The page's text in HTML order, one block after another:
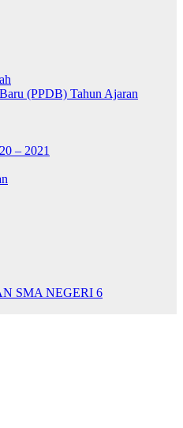
(PPDB) Tahun Ajaran
– 2021
SMA NEGERI 6